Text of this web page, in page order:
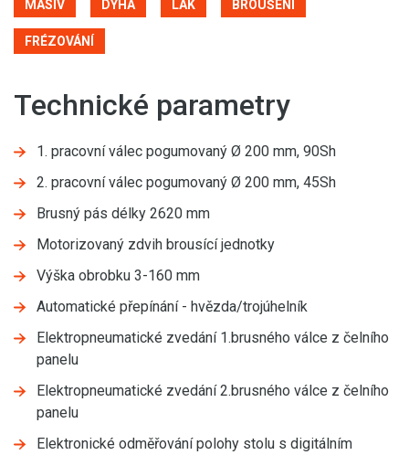
MASIV DÝHA LAK BROUŠENÍ
FRÉZOVÁNÍ
Technické parametry
1. pracovní válec pogumovaný Ø 200 mm, 90Sh
2. pracovní válec pogumovaný Ø 200 mm, 45Sh
Brusný pás délky 2620 mm
Motorizovaný zdvih brousící jednotky
Výška obrobku 3-160 mm
Automatické přepínání - hvězda/trojúhelník
Elektropneumatické zvedání 1.brusného válce z čelního
panelu
Elektropneumatické zvedání 2.brusného válce z čelního
panelu
Elektronické odměřování polohy stolu s digitálním